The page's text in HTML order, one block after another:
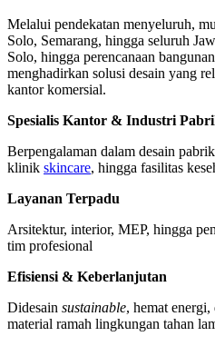
Melalui pendekatan menyeluruh,
Solo, Semarang, hingga seluruh
Solo, hingga perencanaan
menghadirkan solusi desain yang
kantor komersial.
Spesialis Kantor & Industri
Berpengalaman dalam desain
klinik skincare, hingga fasilitas
Layanan Terpadu
Arsitektur, interior, MEP, hingga
tim profesional
Efisiensi & Keberlanjutan
Didesain sustainable, hemat energi,
material ramah lingkungan tahan